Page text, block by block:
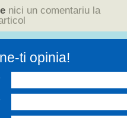
nici un comentariu la
ti opinia!